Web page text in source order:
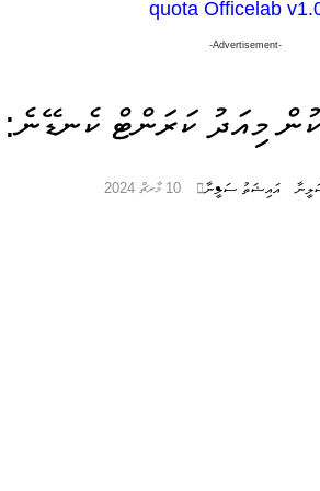
-Advertisement-
މިއަދު ކަރަންޓް
އައިޝަތު ސަލީނާ 10 މާރޗް 2024